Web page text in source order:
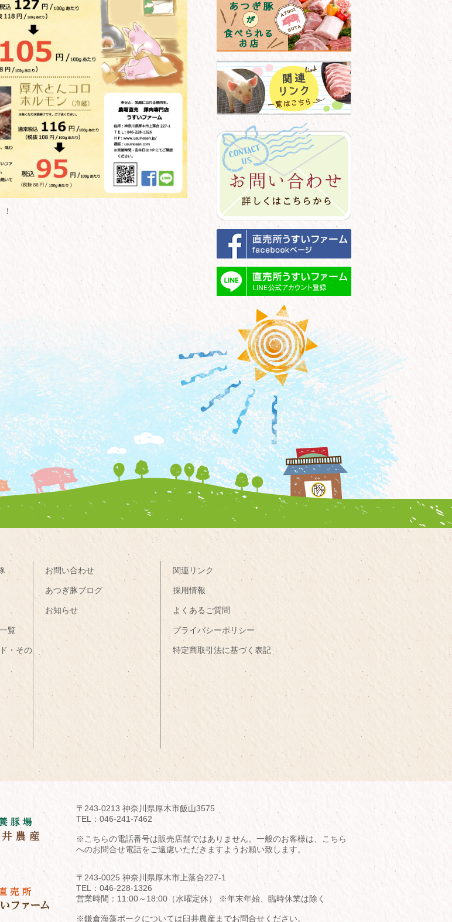
覧
・その
お問い合わせ
あつぎ豚ブログ
お知らせ
関連リンク
採用情報
よくあるご質問
プライバシーポリシー
特定商取引法に基づく表記
〒243-0213 神奈川県厚木市飯山3575
TEL： 046-241-7462
※こちらの電話番号は販売店舗ではありません。一般のお客様は、こちら
へのお問合せ電話をご遠慮いただきますようお願い致します。
〒243-0025 神奈川県厚木市上落合227-1
TEL： 046-228-1326
営業時間：11:00～18:00（水曜定休） ※年末年始、臨時休業は除く
※鎌倉海藻ポークについては臼井農産までお問合せください。